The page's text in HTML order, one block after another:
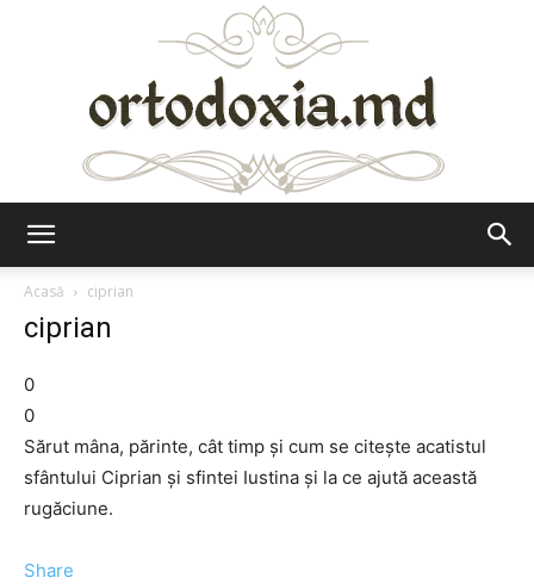
Acasă
ciprian
ciprian
0
0
Sărut mâna, părinte, cât timp şi cum se citeşte acatistul
sfântului Ciprian şi sfintei Iustina şi la ce ajută această
rugăciune.
Share